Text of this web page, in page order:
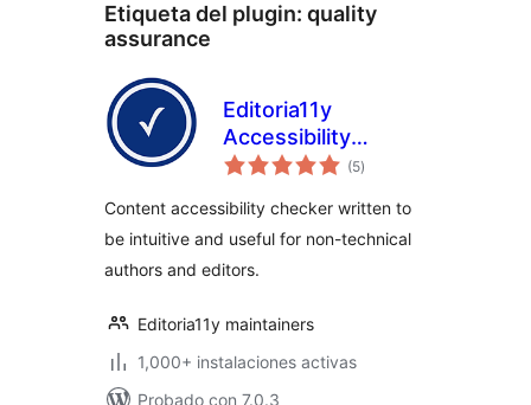
Etiqueta del plugin: quality
assurance
Editoria11y
Accessibility
Checker
(5total
de
)
Content accessibility checker written to
be intuitive and useful for non-technical
authors and editors.
Editoria11y maintainers
1,000+ instalaciones activas
Probado con 7.0.3